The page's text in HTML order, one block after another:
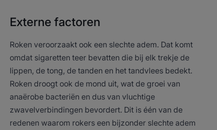
Externe factoren
Roken veroorzaakt ook een slechte adem. Dat komt
omdat sigaretten teer bevatten die bij elk trekje de
lippen, de tong, de tanden en het tandvlees bedekt.
Roken droogt ook de mond uit, wat de groei van
anaërobe bacteriën en dus van vluchtige
zwavelverbindingen bevordert. Dit is één van de
redenen waarom rokers een bijzonder slechte adem